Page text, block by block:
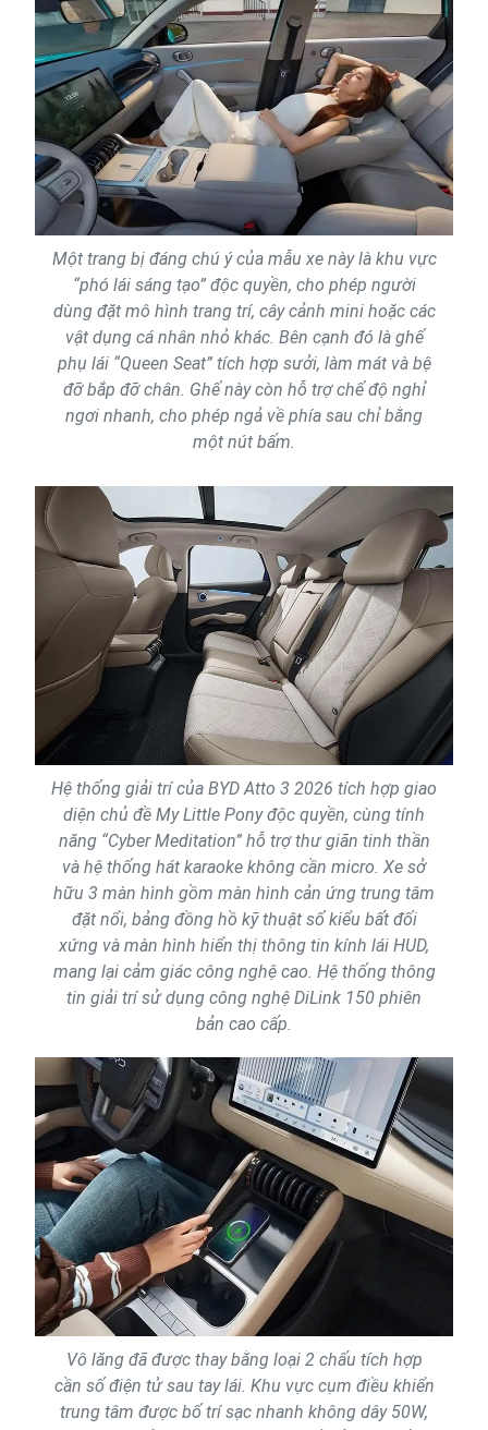
Một trang bị đáng chú ý của mẫu xe này là khu vực
“phó lái sáng tạo” độc quyền, cho phép người
dùng đặt mô hình trang trí, cây cảnh mini hoặc các
vật dụng cá nhân nhỏ khác. Bên cạnh đó là ghế
phụ lái “Queen Seat” tích hợp sưởi, làm mát và bệ
đỡ bắp đỡ chân. Ghế này còn hỗ trợ chế độ nghỉ
ngơi nhanh, cho phép ngả về phía sau chỉ bằng
một nút bấm.
Hệ thống giải trí của BYD Atto 3 2026 tích hợp giao
diện chủ đề My Little Pony độc quyền, cùng tính
năng “Cyber Meditation” hỗ trợ thư giãn tinh thần
và hệ thống hát karaoke không cần micro. Xe sở
hữu 3 màn hình gồm màn hình cản ứng trung tâm
đặt nổi, bảng đồng hồ kỹ thuật số kiểu bất đối
xứng và màn hình hiển thị thông tin kính lái HUD,
mang lại cảm giác công nghệ cao. Hệ thống thông
tin giải trí sử dụng công nghệ DiLink 150 phiên
bản cao cấp.
Vô lăng đã được thay bằng loại 2 chấu tích hợp
cần số điện tử sau tay lái. Khu vực cụm điều khiển
trung tâm được bố trí sạc nhanh không dây 50W,